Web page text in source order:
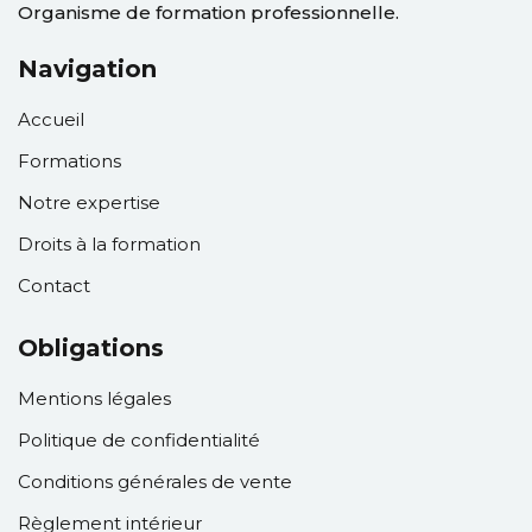
Organisme de formation professionnelle.
Navigation
Accueil
Formations
Notre expertise
Droits à la formation
Contact
Obligations
Mentions légales
Politique de confidentialité
Conditions générales de vente
Règlement intérieur